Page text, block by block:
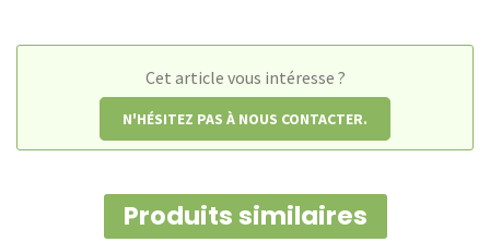
Cet article vous intéresse ?
N'HÉSITEZ PAS À NOUS CONTACTER.
Produits similaires